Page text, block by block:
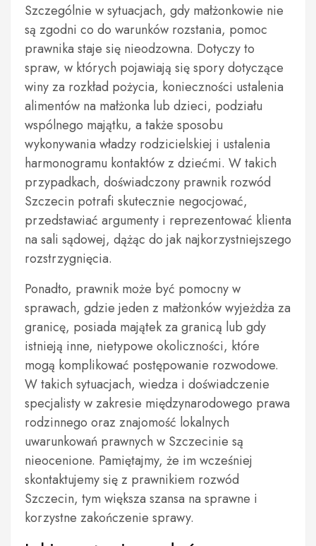
Szczególnie w sytuacjach, gdy małżonkowie nie
są zgodni co do warunków rozstania, pomoc
prawnika staje się nieodzowna. Dotyczy to
spraw, w których pojawiają się spory dotyczące
winy za rozkład pożycia, konieczności ustalenia
alimentów na małżonka lub dzieci, podziału
wspólnego majątku, a także sposobu
wykonywania władzy rodzicielskiej i ustalenia
harmonogramu kontaktów z dziećmi. W takich
przypadkach, doświadczony prawnik rozwód
Szczecin potrafi skutecznie negocjować,
przedstawiać argumenty i reprezentować klienta
na sali sądowej, dążąc do jak najkorzystniejszego
rozstrzygnięcia.
Ponadto, prawnik może być pomocny w
sprawach, gdzie jeden z małżonków wyjeżdża za
granicę, posiada majątek za granicą lub gdy
istnieją inne, nietypowe okoliczności, które
mogą komplikować postępowanie rozwodowe.
W takich sytuacjach, wiedza i doświadczenie
specjalisty w zakresie międzynarodowego prawa
rodzinnego oraz znajomość lokalnych
uwarunkowań prawnych w Szczecinie są
nieocenione. Pamiętajmy, że im wcześniej
skontaktujemy się z prawnikiem rozwód
Szczecin, tym większa szansa na sprawne i
korzystne zakończenie sprawy.